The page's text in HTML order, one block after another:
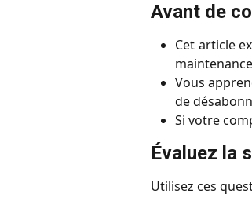
Avant de
Cet article
Vous
de
Si votre
Évaluez la
Utilisez ces